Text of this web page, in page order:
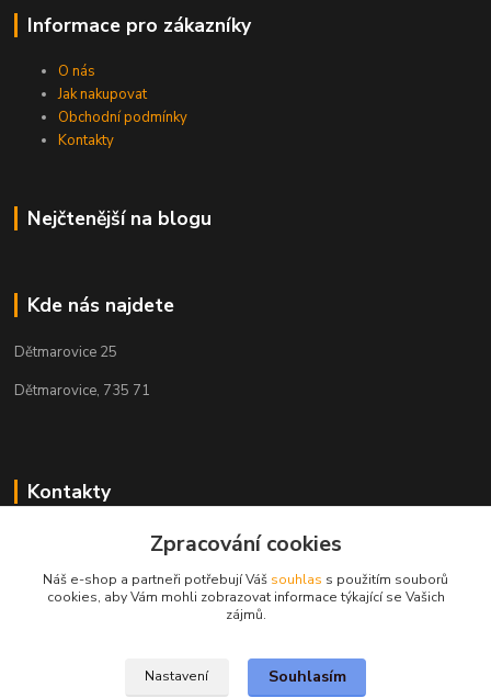
Informace pro zákazníky
O nás
Jak nakupovat
Obchodní podmínky
Kontakty
Nejčtenější na blogu
Kde nás najdete
Dětmarovice 25
Dětmarovice, 735 71
Kontakty
+420 731 444 327
obchod@volak.net
Zpracování cookies
Náš e-shop a partneři potřebují Váš souhlas s použitím souborů
cookies, aby Vám mohli zobrazovat informace týkající se Vašich
zájmů.
Nastavení Souhlasím